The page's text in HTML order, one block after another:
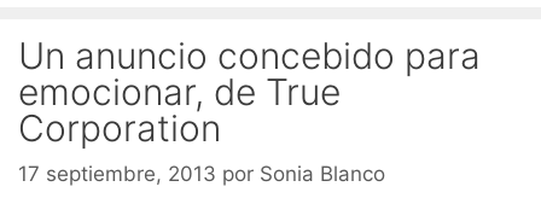
Un anuncio concebido para
emocionar, de True
Corporation
17 septiembre, 2013 por Sonia Blanco